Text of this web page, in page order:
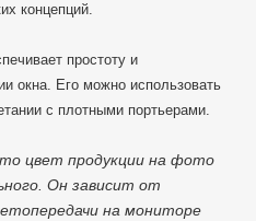
концепций.
простоту и
окна. Его можно использовать
с плотными портьерами.
цвет продукции на фото
Он зависит от
на мониторе